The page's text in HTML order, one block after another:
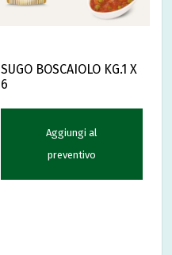
SUGO BOSCAIOLO KG.1 X
6
Aggiungi al
preventivo